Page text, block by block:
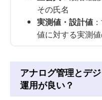
その氏名
実測値・設計値
値に対する実測
アナログ管理とデ
運用が良い？